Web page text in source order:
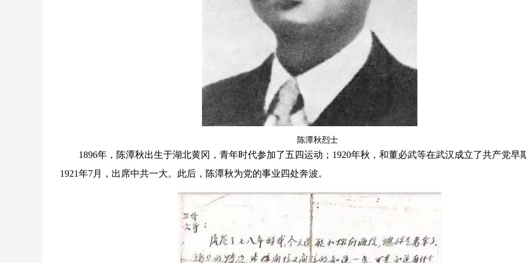
陈潭秋烈士
1896年，陈潭秋出生于湖北黄冈，青年时代参加了五四运动；1920年秋，和董必武等在武汉成立了共产党早
1921年7月，出席中共一大。此后，陈潭秋为党的事业四处奔波。